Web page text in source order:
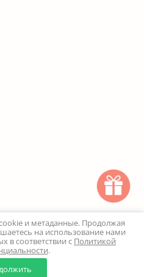
0
и метаданные. Продолжая
на использование нами
в соответствии с Политикой
.